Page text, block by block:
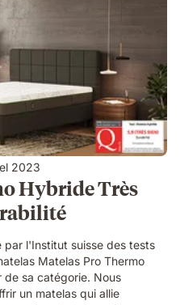
2023
Hybride Très
par l'Institut suisse des tests
Matelas Pro Thermo
de sa catégorie. Nous
un matelas qui allie